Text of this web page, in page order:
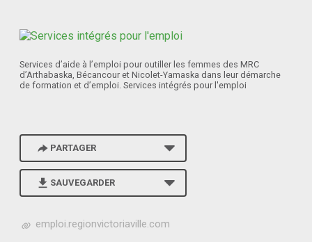
Services d’aide à l’emploi pour outiller les femmes des MRC
d’Arthabaska, Bécancour et Nicolet-Yamaska dans leur démarche
de formation et d’emploi. Services intégrés pour l'emploi
PARTAGER
SAUVEGARDER
h
emploi.regionvictoriaville.com